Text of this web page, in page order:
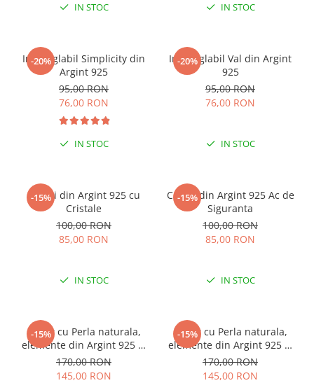
IN STOC IN STOC
-20%
Inel reglabil Simplicity din
Argint 925
95,00 RON
76,00 RON
IN STOC
-20%
Inel reglabil Val din Argint
925
95,00 RON
76,00 RON
IN STOC
-15%
Cercei din Argint 925 cu
Cristale
100,00 RON
85,00 RON
IN STOC
-15%
Cercei din Argint 925 Ac de
Siguranta
100,00 RON
85,00 RON
IN STOC
-15%
Colier cu Perla naturala,
elemente din Argint 925 si
margele Miyuki, multicolor
170,00 RON
145,00 RON
-15%
Colier cu Perla naturala,
elemente din Argint 925 si
margele Miyuki, verde/kiwi
170,00 RON
145,00 RON